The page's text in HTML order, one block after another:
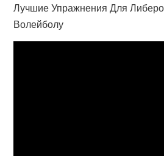
Лучшие Упражнения Для
Волейболу